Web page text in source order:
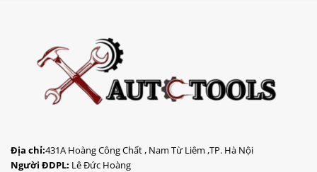
Địa chỉ:431A Hoàng Công Chất , Nam Từ Liêm ,TP. Hà Nội
Người ĐDPL: Lê Đức Hoàng